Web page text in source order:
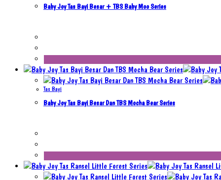
Baby Joy Tas Bayi Besar + TBS Baby Moo Series
Tas Bayi
Baby Joy Tas Bayi Besar Dan TBS Mocha Bear Series